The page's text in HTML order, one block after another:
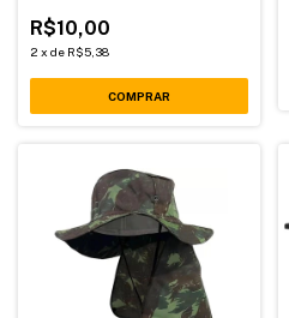
R$10,00
2 x de R$5,38